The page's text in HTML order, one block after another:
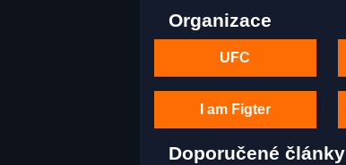
Organizace
UFC
I am Figter
Doporučené články